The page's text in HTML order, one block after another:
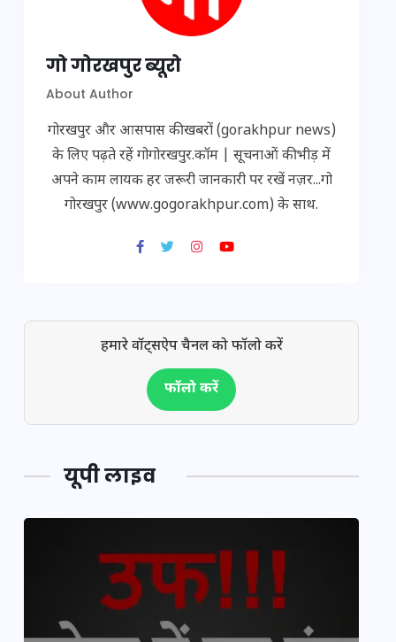
गो गोरखपुर ब्यूरो
About Author
गोरखपुर और आसपास की खबरों (gorakhpur news)
के लिए पढ़ते रहें गोगोरखपुर.कॉम | सूचनाओं की भीड़ में
अपने काम लायक हर जरूरी जानकारी पर रखें नज़र...गो
गोरखपुर (www.gogorakhpur.com) के साथ.
हमारे वॉट्सऐप चैनल को फॉलो करें
फॉलो करें
यूपी लाइव